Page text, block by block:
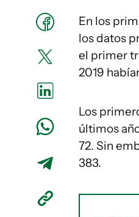
En los
los datos
el primer
2019
Los
últimos
72. Sin
383.